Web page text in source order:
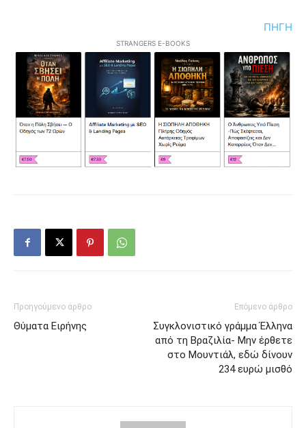
ΠΗΓΗ
STRANGERS E-BOOKS
Προηγούμενο άρθρο
Θύματα Ειρήνης
Επόμενο άρθρο
Συγκλονιστικό γράμμα Έλληνα
από τη Βραζιλία- Μην έρθετε
στο Μουντιάλ, εδώ δίνουν
234 ευρώ μισθό